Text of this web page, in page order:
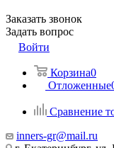
Заказать звонок
Задать вопрос
Войти
Корзина0
Отложенные
Сравнение
inners-gr@mail.ru